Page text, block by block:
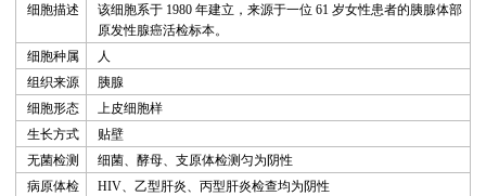
细胞描述
该细胞系于1980 年建立，来源于一位 61 岁女性患者的胰腺体部
原发性腺癌活检标本。
细胞种属
人
组织来源
胰腺
细胞形态
上皮细胞样
生长方式
贴壁
无菌检测
细菌、酵母、支原体检测匀为阴性
病原体检
HIV、乙型肝炎、丙型肝炎检查均为阴性